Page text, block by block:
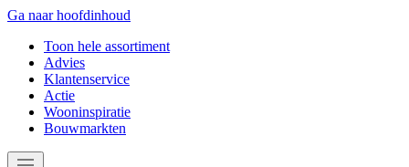
Ga naar hoofdinhoud
Toon hele assortiment
Advies
Klantenservice
Actie
Wooninspiratie
Bouwmarkten